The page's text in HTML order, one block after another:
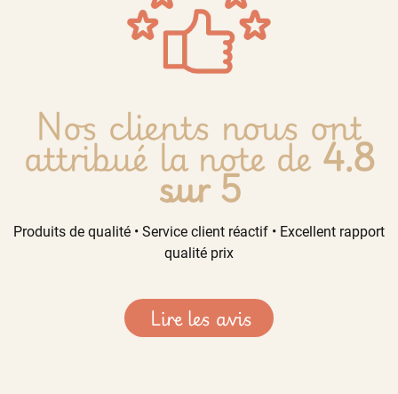
Nos clients nous ont
attribué la note de4.8
sur 5
Produits de qualité • Service client réactif • Excellent rapport
qualité prix
Lire les avis